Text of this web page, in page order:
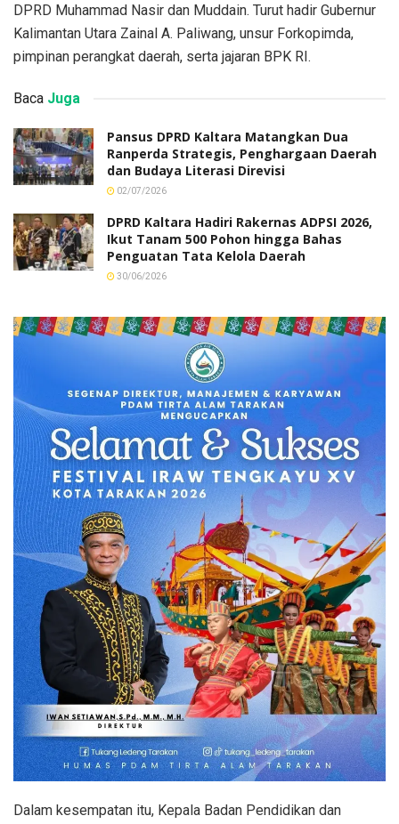
DPRD Muhammad Nasir dan Muddain. Turut hadir Gubernur
Kalimantan Utara Zainal A. Paliwang, unsur Forkopimda,
pimpinan perangkat daerah, serta jajaran BPK RI.
Baca Juga
Pansus DPRD Kaltara Matangkan Dua
Ranperda Strategis, Penghargaan Daerah
dan Budaya Literasi Direvisi
02/07/2026
DPRD Kaltara Hadiri Rakernas ADPSI 2026,
Ikut Tanam 500 Pohon hingga Bahas
Penguatan Tata Kelola Daerah
30/06/2026
Dalam kesempatan itu, Kepala Badan Pendidikan dan